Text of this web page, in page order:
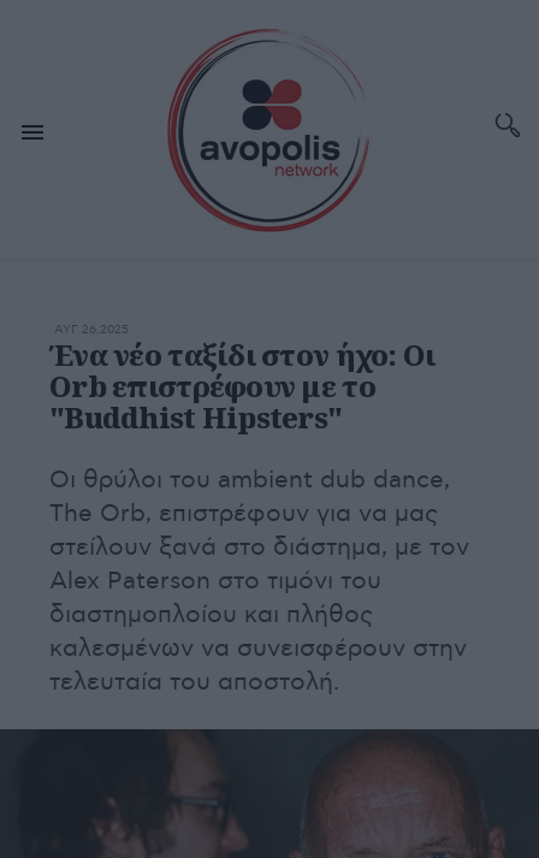
ΑΥΓ 26,2025
Ένα νέο ταξίδι στον ήχο: Οι
Οrb επιστρέφουν με το
"Buddhist Hipsters"
Οι θρύλοι του ambient dub dance,
The Orb, επιστρέφουν για να μας
στείλουν ξανά στο διάστημα, με τον
Alex Paterson στο τιμόνι του
διαστημοπλοίου και πλήθος
καλεσμένων να συνεισφέρουν στην
τελευταία του αποστολή.